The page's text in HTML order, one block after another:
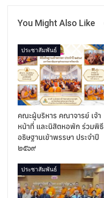
You Might Also Like
ประชาสัมพันธ์
คณะผู้บริหาร คณาจารย์ เจ้า
หน้าที่ และนิสิตหอพัก ร่วมพิธี
อธิษฐานเข้าพรรษา ประจำปี
๒๕๖๙
ประชาสัมพันธ์